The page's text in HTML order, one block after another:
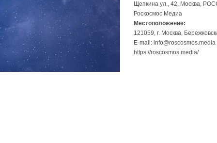
Щепкина ул., 42, Москва,
Роскосмос Медиа
Местоположение:
121059, г. Москва,
E-mail: info@roscosmos.media
https://roscosmos.media/